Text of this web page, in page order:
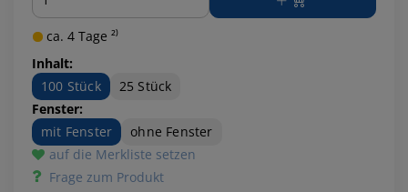
ca. 4 Tage ²⁾
Inhalt:
100 Stück
25 Stück
Fenster:
mit Fenster
ohne Fenster
auf die Merkliste setzen
Frage zum Produkt